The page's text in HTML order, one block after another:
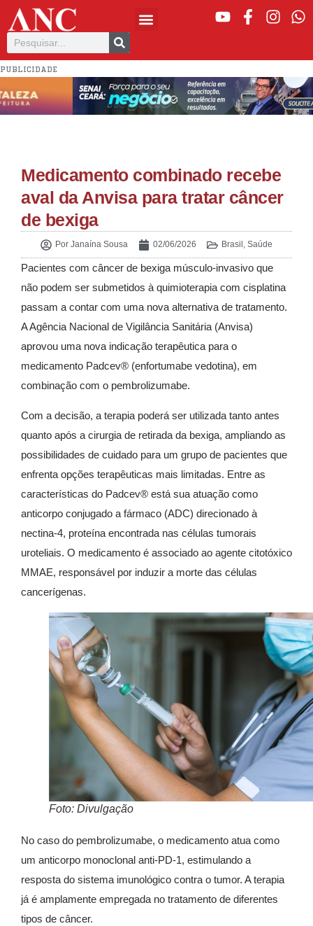
PUBLICIDADE
Medicamento combinado recebe
aval da Anvisa para tratar câncer
de bexiga
Por Janaína Sousa 02/06/2026 Brasil , Saúde
Pacientes com câncer de bexiga músculo-invasivo que
não podem ser submetidos à quimioterapia com cisplatina
passam a contar com uma nova alternativa de tratamento.
A Agência Nacional de Vigilância Sanitária (Anvisa)
aprovou uma nova indicação terapêutica para o
medicamento Padcev® (enfortumabe vedotina), em
combinação com o pembrolizumabe.
Com a decisão, a terapia poderá ser utilizada tanto antes
quanto após a cirurgia de retirada da bexiga, ampliando as
possibilidades de cuidado para um grupo de pacientes que
enfrenta opções terapêuticas mais limitadas. Entre as
características do Padcev® está sua atuação como
anticorpo conjugado a fármaco (ADC) direcionado à
nectina-4, proteína encontrada nas células tumorais
uroteliais. O medicamento é associado ao agente citotóxico
MMAE, responsável por induzir a morte das células
cancerígenas.
Foto: Divulgação
No caso do pembrolizumabe, o medicamento atua como
um anticorpo monoclonal anti-PD-1, estimulando a
resposta do sistema imunológico contra o tumor. A terapia
já é amplamente empregada no tratamento de diferentes
tipos de câncer.